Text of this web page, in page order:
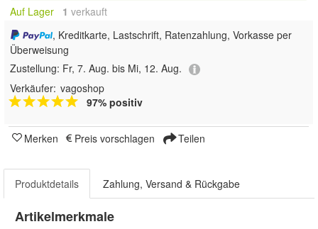
Auf Lager 1 verkauft
, Kreditkarte, Lastschrift, Ratenzahlung, Vorkasse per
Überweisung
Zustellung: Fr, 7. Aug. bis Mi, 12. Aug.
Verkäufer: vagoshop
97% positiv
Merken Preis vorschlagen Teilen
Produktdetails Zahlung, Versand & Rückgabe
Artikelmerkmale